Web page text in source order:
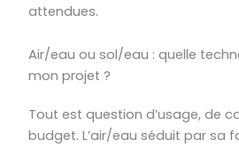
attendues.
Air/eau ou sol/eau : quelle
mon projet ?
Tout est question d’usage, de
budget. L’air/eau séduit par sa